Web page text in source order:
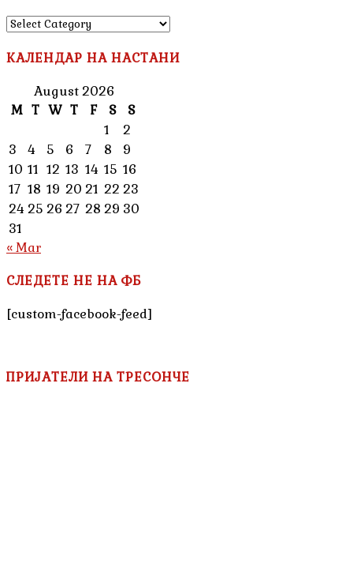
КАТЕГОРИИ
КАЛЕНДАР НА НАСТАНИ
August 2026
M T W T F S
S
1
2
3
4 5 6 7 8
9
10 11 12 13 14 15 16
17 18 19 20 21 22 23
24 25 26 27 28 29 30
31
« Mar
СЛЕДЕТЕ НЕ НА ФБ
[custom-facebook-feed]
ПРИЈАТЕЛИ НА ТРЕСОНЧЕ